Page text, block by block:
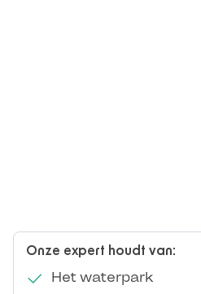
Onze expert houdt van:
Het waterpark